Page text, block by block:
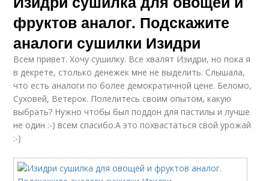
фруктов аналог. Подскажите
аналоги сушилки Изидри
Всем привет. Хочу сушилку. Все хвалят Изидри, но пока я
в декрете, столько денежек мне не выделить. Слышала,
что есть аналоги по более демократичной цене. Беломо,
Суховей, Ветерок. Полелитесь своим опытом, какую
выбрать? Нужно чтобы был поддон для пастилы и лучше
не один :-) всем спасибо.А это похвастаться свой урожай
:-)